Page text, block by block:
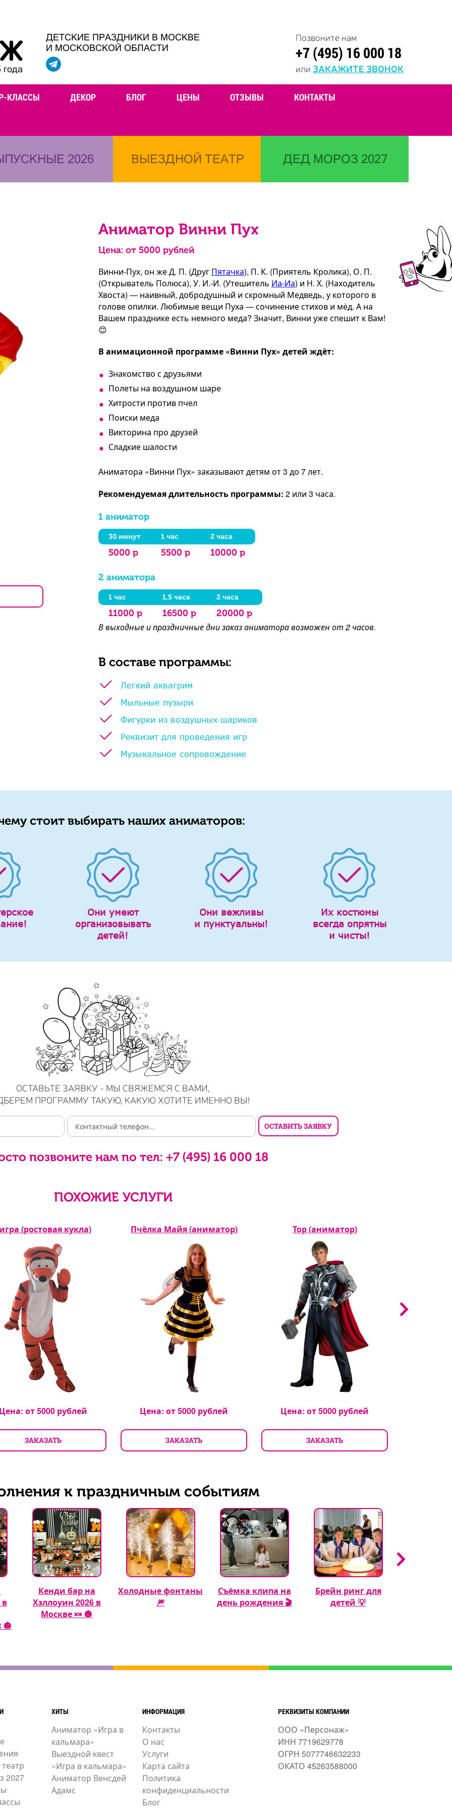
ДЕТСКИЕ ПРАЗДНИКИ В МОСКВЕ
И МОСКОВСКОЙ ОБЛАСТИ
Позвоните нам
+7 (495) 16 000 18
или ЗАКАЖИТЕ ЗВОНОК
КЛАССЫ ДЕКОР БЛОГ ЦЕНЫ ОТЗЫВЫ КОНТАКТЫ
2026 ВЫЕЗДНОЙ ТЕАТР ДЕД МОРОЗ 2027
Аниматор Винни Пух
Цена: от 5000 рублей
Винни-Пух, он же Д. П. (Друг Пятачка), П. К. (Приятель Кролика), О. П.
(Открыватель Полюса), У. И.-И. (Утешитель Иа-Иа) и Н. Х. (Находитель
Хвоста) — наивный, добродушный и скромный Медведь, у которого в
голове опилки. Любимые вещи Пуха — сочинение стихов и мёд. А на
Вашем празднике есть немного меда? Значит, Винни уже спешит к Вам!
😊
В анимационной программе «Винни Пух» детей ждёт:
Знакомство с друзьями
Полеты на воздушном шаре
Хитрости против пчел
Поиски меда
Викторина про друзей
Сладкие шалости
Аниматора «Винни Пух» заказывают детям от 3 до 7 лет.
Рекомендуемая длительность программы: 2 или 3 часа.
1 аниматор
30 минут 1 час 2 часа
5000 р 5500 р 10000 р
2 аниматора
1 час 1,5 часа 2 часа
11000 р 16500 р 20000 р
В выходные и праздничные дни заказ аниматора возможен от 2 часов.
В составе программы:
Легкий аквагрим
Мыльные пузыри
Фигурки из воздушных шариков
Реквизит для проведения игр
Музыкальное сопровождение
стоит выбирать наших аниматоров:
Они умеют
организовывать
детей!
Они вежливы
и пунктуальны!
Их костюмы
всегда опрятны
и чисты!
ОСТАВЬТЕ ЗАЯВКУ - МЫ СВЯЖЕМСЯ С ВАМИ,
ПРОГРАММУ ТАКУЮ, КАКУЮ ХОТИТЕ ИМЕННО ВЫ!
позвоните нам по тел: +7 (495) 16 000 18
ПОХОЖИЕ УСЛУГИ
(ростовая кукла)
от5000 рублей
ЗАКАЗАТЬ
Пчёлка Майя (аниматор)
Цена: от5000 рублей
ЗАКАЗАТЬ
Тор (аниматор)
Цена: от5000 рублей
ЗАКАЗАТЬ
к праздничным событиям
в
🎃
Кенди бар на
Хэллоуин 2026 в
Москве 🍬 🎃
Холодные фонтаны
🎆
Съёмка клипа на
день рождения 🎬
Брейн ринг для
детей 💡
2027
ХИТЫ
Аниматор «Игра в
кальмара»
Выездной квест
«Игра в кальмара»
Аниматор Венсдей
Адамс
ИНФОРМАЦИЯ
Контакты
О нас
Услуги
Карта сайта
Политика
конфиденциальности
Блог
РЕКВИЗИТЫ КОМПАНИИ
ООО «Персонаж»
ИНН 7719629778
ОГРН 5077746632233
ОКАТО 45263588000